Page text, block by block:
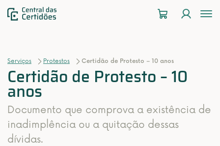
Serviços Protestos Certidão de Protesto – 10 anos
Certidão de Protesto – 10
anos
Documento que comprova a existência de
inadimplência ou a quitação dessas
dívidas.